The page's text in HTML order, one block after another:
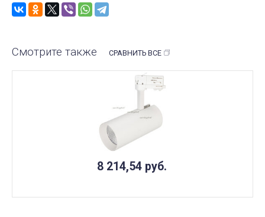
Смотрите также СРАВНИТЬ ВСЕ
8 214,54 руб.